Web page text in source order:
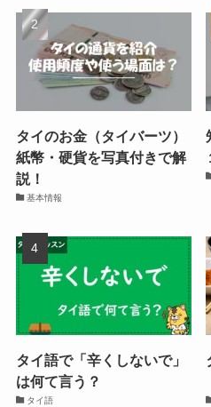
タイのお金（タイバーツ）
紙幣・硬貨を写真付きで解
説！
基本情報
タイ語で「辛くしないで」
は何て言う？
タイ語